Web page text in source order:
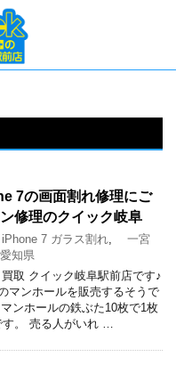
7の画面割れ修理にご
修理のクイック岐阜
7 ガラス割れ,
一宮
愛知県
取 クイック岐阜駅前店です♪
マンホールを販売するそうで
ンホールの鉄ぶた10枚で1枚
す。 売る人がいれ …